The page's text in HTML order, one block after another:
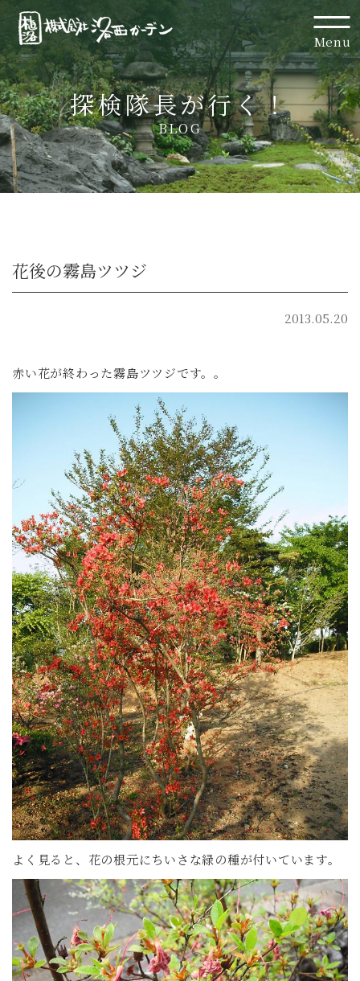
Menu
探検隊長が行く！
BLOG
花後の霧島ツツジ
2013.05.20
赤い花が終わった霧島ツツジです。。
よく見ると、花の根元にちいさな緑の種が付いています。